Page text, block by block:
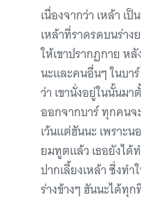
เนื่องจากว่า เหล้า เ
เหล้าที่ราดรดบนร่า
ให้เขาปรากฏกาย ห
นะและคนอื่นๆ ในบา
ว่า เขานั่งอยู่ในนั้นมา
ออกจากบาร์ ทุกคน
เว้นแต่ฮันนะ เพราะ
ยมทูตแล้ว เธอยังได้
ปากเลี้ยงเหล้า ซึ่งท
ร่างข้างๆ ฮันนะได้ทุ